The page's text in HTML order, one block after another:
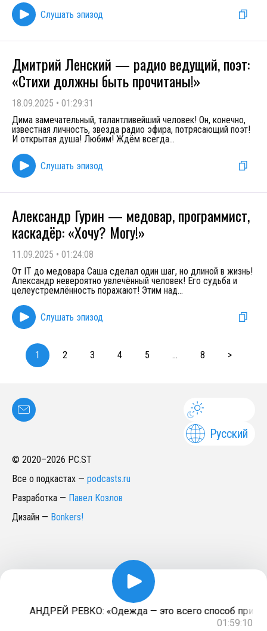
Слушать эпизод
Дмитрий Ленский — радио ведущий, поэт:
«Стихи должны быть прочитаны!»
18.09.2025 • 01:29:31
Дима замечательный, талантливейший человек! Он, конечно,
известная личность, звезда радио эфира, потрясающий поэт!
И открытая душа! Любим! Ждём всегда...
Слушать эпизод
Александр Гурин — медовар, программист,
каскадёр: «Хочу? Могу!»
11.09.2025 • 01:24:08
От IT до медовара Саша сделал один шаг, но длиной в жизнь!
Александр невероятно увлечённый человек! Его судьба и
целеустремлённость поражают! Этим над...
Слушать эпизод
1 2 3 4 5 ... 8 >
Русский
© 2020–2026 PC.ST
Все о подкастах — podcasts.ru
Разработка — Павел Козлов
Дизайн — Bonkers!
АНДРЕЙ РЕВКО: «Одежда — это всего способ
01:59:10